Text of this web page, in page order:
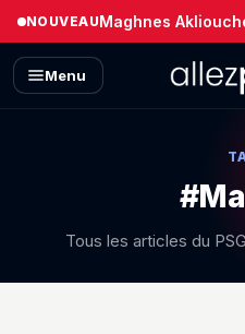
NOUVEAU
Menu
Tous les articles du